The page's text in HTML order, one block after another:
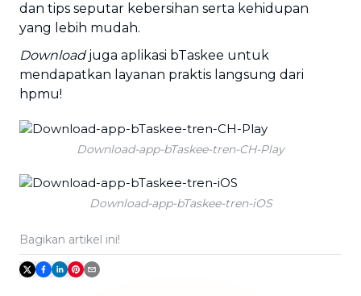
dan tips seputar kebersihan serta kehidupan
yang lebih mudah.
Downloadjuga aplikasi bTaskee untuk
mendapatkan layanan praktis langsung dari
hpmu!
Download-app-bTaskee-tren-CH-Play
Download-app-bTaskee-tren-iOS
Bagikan artikel ini!